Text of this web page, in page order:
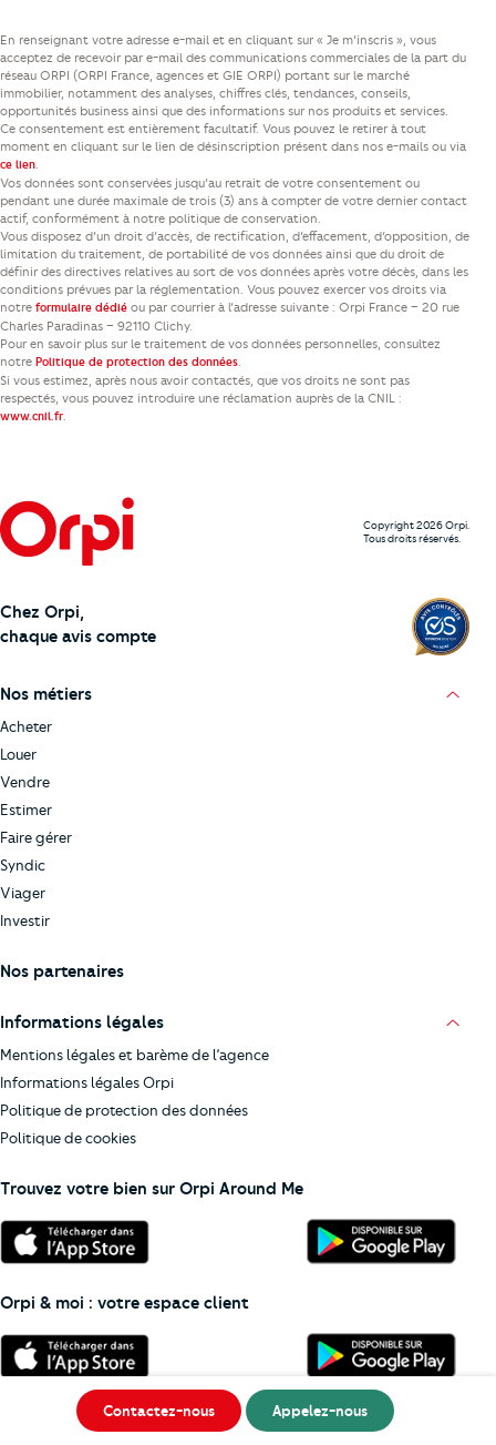
En renseignant votre adresse e-mail et en cliquant sur « Je m’inscris », vous
acceptez de recevoir par e-mail des communications commerciales de la part du
réseau ORPI (ORPI France, agences et GIE ORPI) portant sur le marché
immobilier, notamment des analyses, chiffres clés, tendances, conseils,
opportunités business ainsi que des informations sur nos produits et services.
Ce consentement est entièrement facultatif. Vous pouvez le retirer à tout
moment en cliquant sur le lien de désinscription présent dans nos e-mails ou via
ce lien.
Vos données sont conservées jusqu’au retrait de votre consentement ou
pendant une durée maximale de trois (3) ans à compter de votre dernier contact
actif, conformément à notre politique de conservation.
Vous disposez d’un droit d’accès, de rectification, d’effacement, d’opposition, de
limitation du traitement, de portabilité de vos données ainsi que du droit de
définir des directives relatives au sort de vos données après votre décès, dans les
conditions prévues par la réglementation. Vous pouvez exercer vos droits via
notre formulaire dédié ou par courrier à l’adresse suivante : Orpi France – 20 rue
Charles Paradinas – 92110 Clichy.
Pour en savoir plus sur le traitement de vos données personnelles, consultez
notre Politique de protection des données.
Si vous estimez, après nous avoir contactés, que vos droits ne sont pas
respectés, vous pouvez introduire une réclamation auprès de la CNIL :
www.cnil.fr.
Copyright 2026 Orpi.
Tous droits réservés.
Chez Orpi,
chaque avis compte
Nos métiers
Acheter
Louer
Vendre
Estimer
Faire gérer
Syndic
Viager
Investir
Nos partenaires
Informations légales
Mentions légales et barème de l’agence
Informations légales Orpi
Politique de protection des données
Politique de cookies
Trouvez votre bien sur Orpi Around Me
Orpi & moi : votre espace client
Contactez-nous Appelez-nous